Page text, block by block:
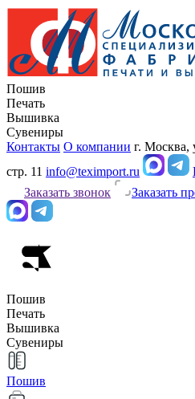
Пошив
Печать
Вышивка
Сувениры
Контакты О компании г. Москва,
стр. 11 info@teximport.ru
Заказать звонок
Заказать
Пошив
Печать
Вышивка
Сувениры
Пошив